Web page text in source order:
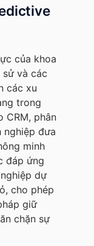
của khoa
và các
các xu
trong
CRM, phân
đưa
minh
đáp ứng
dự
cho phép
giữ
chặn sự